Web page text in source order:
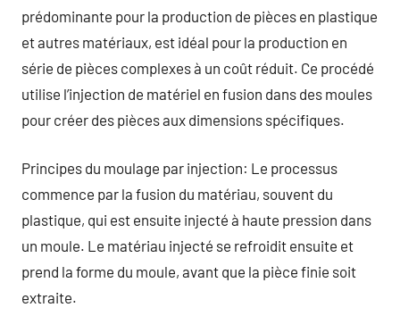
prédominante pour la production de pièces en plastique
et autres matériaux, est idéal pour la production en
série de pièces complexes à un coût réduit. Ce procédé
utilise l’injection de matériel en fusion dans des moules
pour créer des pièces aux dimensions spécifiques.
Principes du moulage par injection: Le processus
commence par la fusion du matériau, souvent du
plastique, qui est ensuite injecté à haute pression dans
un moule. Le matériau injecté se refroidit ensuite et
prend la forme du moule, avant que la pièce finie soit
extraite.